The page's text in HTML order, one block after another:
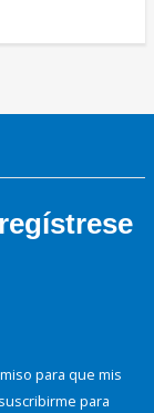
para que mis
para